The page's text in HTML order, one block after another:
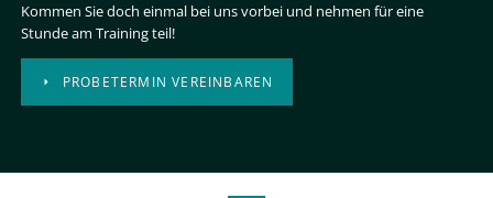
Kommen Sie doch einmal bei uns vorbei und nehmen für eine
Stunde am Training teil!
PROBETERMIN VEREINBAREN